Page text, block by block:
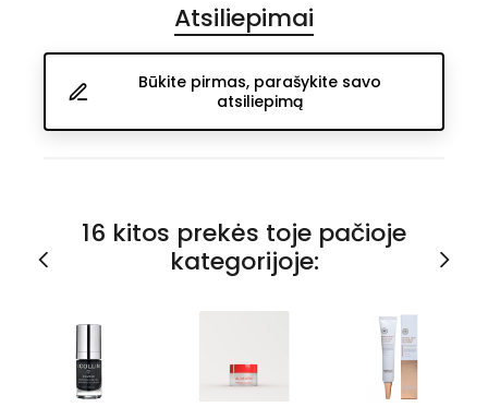
Atsiliepimai
Būkite pirmas, parašykite savo
atsiliepimą
16 kitos prekės toje pačioje
kategorijoje: